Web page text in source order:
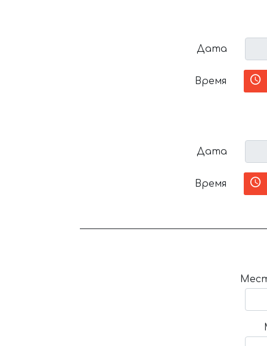
Дата
Время
Дата
Время